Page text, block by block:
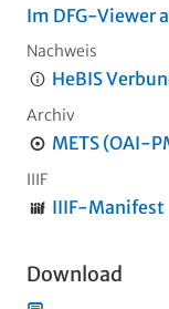
Im DFG-Viewer
Nachweis
HeBIS
Archiv
METS (OAI-
IIIF
IIIF-Manifest
Download